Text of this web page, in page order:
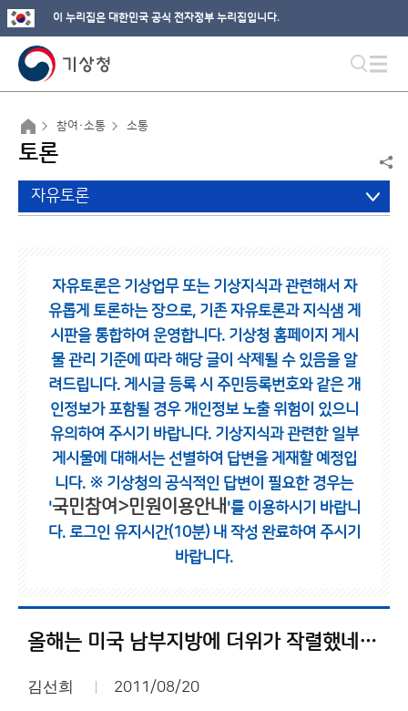
이 누리집은 대한민국 공식 전자정부 누리집입니다.
참여·소통 소통
토론
자유토론
자유토론은 기상업무 또는 기상지식과 관련해서 자
유롭게 토론하는 장으로, 기존 자유토론과 지식샘 게
시판을 통합하여 운영합니다. 기상청 홈페이지 게시
물 관리 기준에 따라 해당 글이 삭제될 수 있음을 알
려드립니다. 게시글 등록 시 주민등록번호와 같은 개
인정보가 포함될 경우 개인정보 노출 위험이 있으니
유의하여 주시기 바랍니다. 기상지식과 관련한 일부
게시물에 대해서는 선별하여 답변을 게재할 예정입
니다. ※ 기상청의 공식적인 답변이 필요한 경우는
'국민참여>민원이용안내 '를 이용하시기 바랍니
다. 로그인 유지시간(10분) 내 작성 완료하여 주시기
바랍니다.
올해는 미국 남부지방에 더위가 작렬했네요.
김선희 2011/08/20